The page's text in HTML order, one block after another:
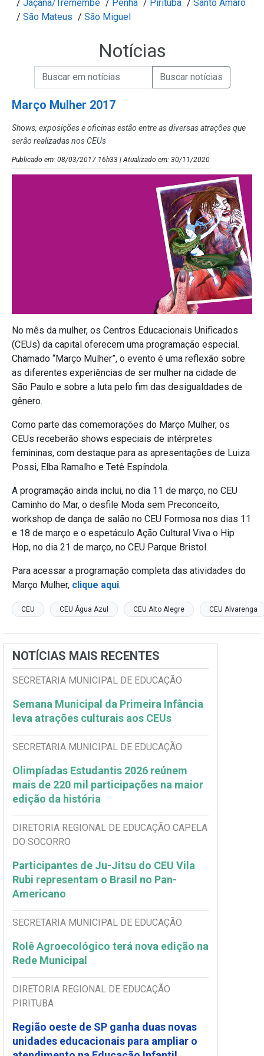
/ Jaçanã/Tremembé / Penha / Pirituba / Santo Amaro
/ São Mateus / São Miguel
Notícias
Campo de Busca de Notícias
Campo de Busca de informaçõesEnviar a Busca de Notícias
Março Mulher 2017
Shows, exposições e oficinas estão entre as diversas atrações que
serão realizadas nos CEUs
Publicado em: 08/03/2017 16h33 | Atualizado em: 30/11/2020
No mês da mulher, os Centros Educacionais Unificados
(CEUs) da capital oferecem uma programação especial.
Chamado “Março Mulher”, o evento é uma reflexão sobre
as diferentes experiências de ser mulher na cidade de
São Paulo e sobre a luta pelo fim das desigualdades de
gênero.
Como parte das comemorações do Março Mulher, os
CEUs receberão shows especiais de intérpretes
femininas, com destaque para as apresentações de Luiza
Possi, Elba Ramalho e Tetê Espíndola.
A programação ainda inclui, no dia 11 de março, no CEU
Caminho do Mar, o desfile Moda sem Preconceito,
workshop de dança de salão no CEU Formosa nos dias 11
e 18 de março e o espetáculo Ação Cultural Viva o Hip
Hop, no dia 21 de março, no CEU Parque Bristol.
Para acessar a programação completa das atividades do
Março Mulher, clique aqui.
CEU CEU Água Azul CEU Alto Alegre CEU Alvarenga
NOTÍCIAS MAIS RECENTES
SECRETARIA MUNICIPAL DE EDUCAÇÃO
Semana Municipal da Primeira Infância
leva atrações culturais aos CEUs
SECRETARIA MUNICIPAL DE EDUCAÇÃO
Olimpíadas Estudantis 2026 reúnem
mais de 220 mil participações na maior
edição da história
DIRETORIA REGIONAL DE EDUCAÇÃO CAPELA
DO SOCORRO
Participantes de Ju-Jitsu do CEU Vila
Rubi representam o Brasil no Pan-
Americano
SECRETARIA MUNICIPAL DE EDUCAÇÃO
Rolê Agroecológico terá nova edição na
Rede Municipal
DIRETORIA REGIONAL DE EDUCAÇÃO
PIRITUBA
Região oeste de SP ganha duas novas
unidades educacionais para ampliar o